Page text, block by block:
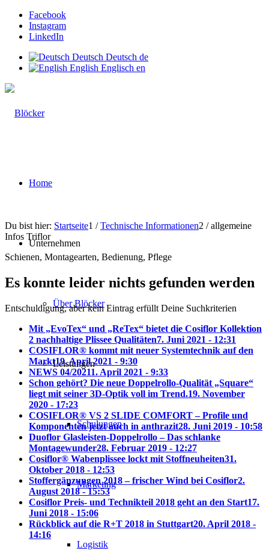
Facebook
Instagram
LinkedIn
Deutsch Deutsch de
English Englisch en
Home
Unternehmen
Über Blöcker
Leistungen
Schulungen
Marketing
Logistik
Du bist hier: Startseite1 / Technische Informationen2 / allgemeine
Infos Triflor
Schienen, Montagearten, Bedienung, Pflege
Es konnte leider nichts gefunden werden
Entschuldigung, aber kein Eintrag erfüllt Deine Suchkriterien
Mit „EvoTex“ und „ReTex“ bietet die Cosiflor Kollektion
2 nachhaltige Plissee Qualitäten7. Juni 2021 - 12:31
COSIFLOR® kommt mit neuer Systemtechnik auf den
Markt19. April 2021 - 9:30
NEWS 04/20211. April 2021 - 9:33
Schon gehört? Die neue Doppelrollo-Qualität „Square“
liegt mit seiner 3D-Optik voll im Trend.19. November
2020 - 17:23
COSIFLOR® VS 2 SLIDE COMFORT – Profile und
Komponenten jetzt auch in anthrazit28. Juni 2019 - 10:58
Duoflor Glasleisten-Doppelrollo – Das schlanke
Montagewunder28. Februar 2019 - 12:27
Cosiflor® Wabenplissee lockt mit Stoffneuheiten31.
Oktober 2018 - 12:53
Stoffergänzungen 2018 – frischer Wind bei Cosiflor2.
August 2018 - 15:53
Cosiflor Preis- und Technikteil 2018 geht an den Start17.
Juni 2018 - 15:06
Rückblick auf die R+T 2018 in Stuttgart20. April 2018 -
14:16